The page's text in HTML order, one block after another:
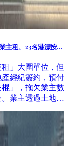
主租、23名港漂按金
」大圍單位，但
經紀簽約，預付
」，拖欠業主數
業主透過土地審
管局稱曾收到相關